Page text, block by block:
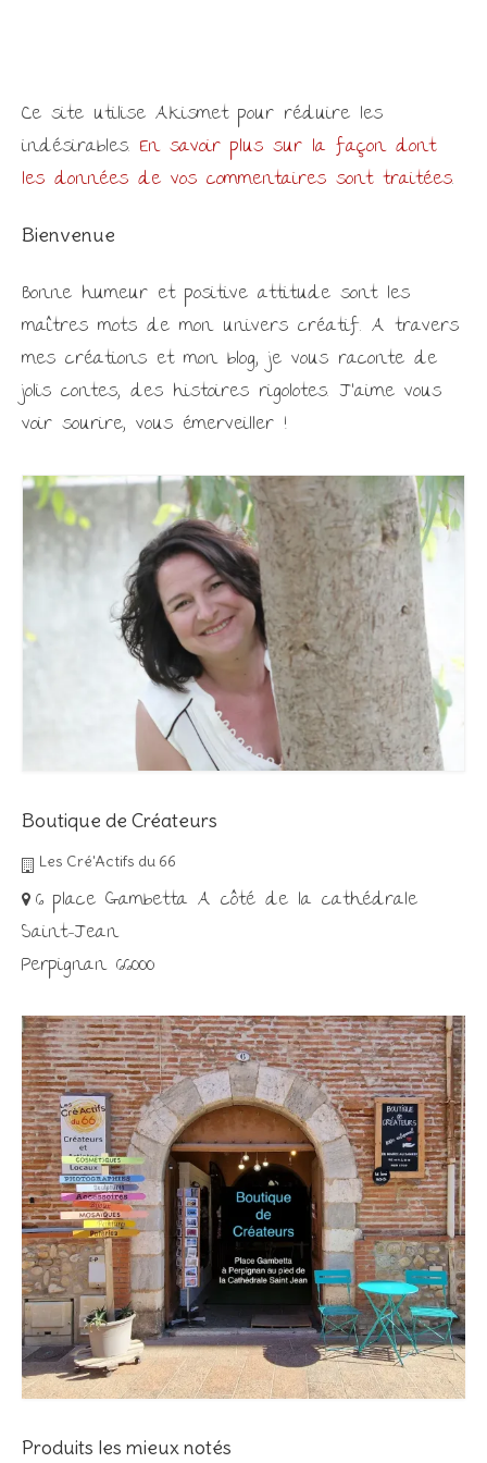
Ce site utilise Akismet pour réduire les
indésirables. En savoir plus sur la façon dont
les données de vos commentaires sont traitées.
Bienvenue
Bonne humeur et positive attitude sont les
maîtres mots de mon univers créatif. A travers
mes créations et mon blog, je vous raconte de
jolis contes, des histoires rigolotes. J'aime vous
voir sourire, vous émerveiller !
Boutique de Créateurs
Les Cré'Actifs du 66
6 place Gambetta A côté de la cathédrale
Saint-Jean
Perpignan 66000
Produits les mieux notés